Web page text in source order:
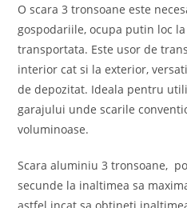
O scara 3 tronsoane este
gospodariile, ocupa putin loc
transportata. Este usor de
interior cat si la exterior,
de depozitat. Ideala pentru
garajului unde scarile
voluminoase.
Scara aluminiu 3 tronsoane,
secunde la inaltimea sa